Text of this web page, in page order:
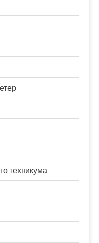
техникума